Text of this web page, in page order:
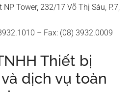
NP Tower, 232/17 Võ Thị Sáu, P.7,
– Fax: (08) 3932.0009
Thiết bị
dịch vụ toàn